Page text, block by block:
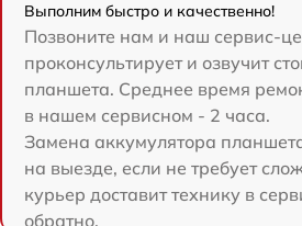
Выполним быстро и качественно!
Позвоните нам и наш сервис-
проконсультирует и озвучит
планшета. Среднее время
в нашем сервисном - 2 часа.
Замена аккумулятора
на выезде, если не требует
курьер доставит технику в
обратно.